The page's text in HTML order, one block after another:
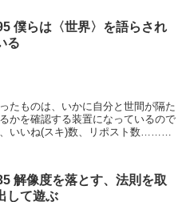
僕らは〈世界〉を語らされ
る
たものは、いかに自分と世間が隔た
かを確認する装置になっているので
いいね(スキ)数、リポスト数……あ
解像度を落とす、法則を取
して遊ぶ